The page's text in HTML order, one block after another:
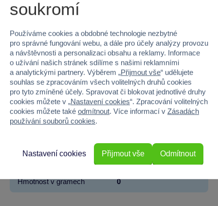
EAN
Kód produktu K935-68-083
Značka Canpol babies
Věk od 3
Pohlaví HOLKA, KLUK
Šířka
Hmotnost v gramech 0
soukromí
Používáme cookies a obdobné technologie nezbytné
pro správné fungování webu, a dále pro účely analýzy provozu
a návštěvnosti a personalizaci obsahu a reklamy. Informace
o užívání našich stránek sdílíme s našimi reklamními
a analytickými partnery. Výběrem „Přijmout vše“ udělujete
souhlas se zpracováním všech volitelných druhů cookies
pro tyto zmíněné účely. Spravovat či blokovat jednotlivé druhy
cookies můžete v „Nastavení cookies“. Zpracování volitelných
cookies můžete také odmítnout. Více informací v Zásadách
používání souborů cookies.
Odmítnout
Nastavení cookies Přijmout vše